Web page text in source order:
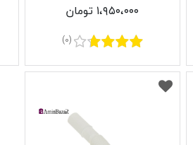
۱،۹۵۰،۰۰۰ تومان
(0)